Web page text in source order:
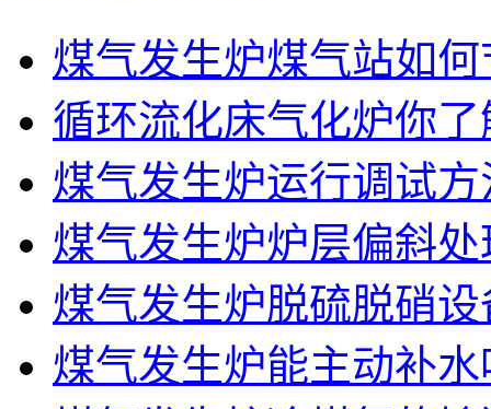
煤气发生炉煤气站如何
循环流化床气化炉你
煤气发生炉运行调试
煤气发生炉炉层偏斜
煤气发生炉脱硫脱硝
煤气发生炉能主动补水